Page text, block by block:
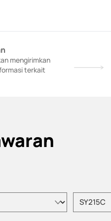
mengirimkan
terkait